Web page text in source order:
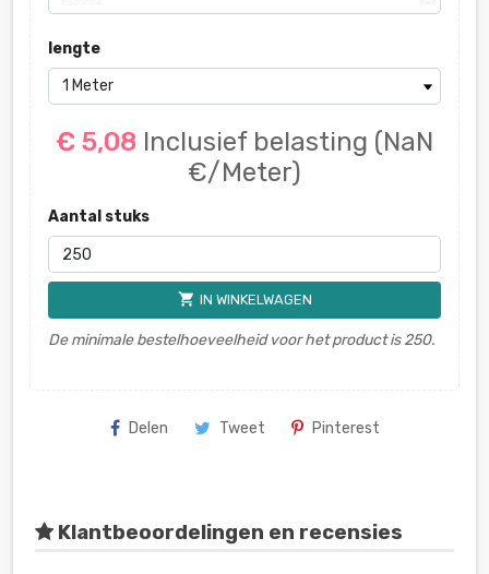
lengte
€ 5,08 Inclusief belasting (NaN
€/Meter)
Aantal stuks
shopping_cart IN WINKELWAGEN
De minimale bestelhoeveelheid voor het product is 250.
Delen Tweet Pinterest
Klantbeoordelingen en recensies